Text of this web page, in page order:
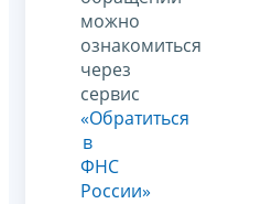
можно
ознакомиться
через
сервис
«Обратиться
в
ФНС
России»